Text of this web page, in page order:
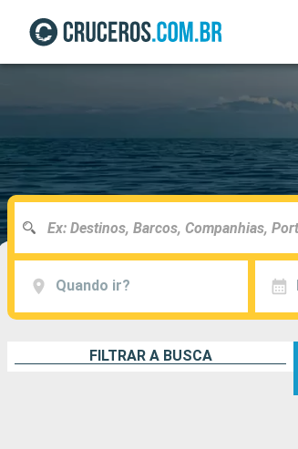
Quando ir?
FILTRAR A BUSCA